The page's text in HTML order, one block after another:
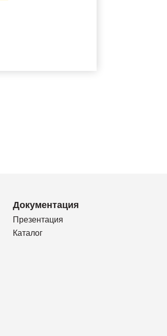
Документация
Презентация
Каталог